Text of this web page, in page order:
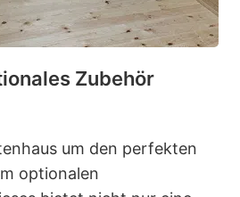
Zubehör
um den perfekten
optionalen